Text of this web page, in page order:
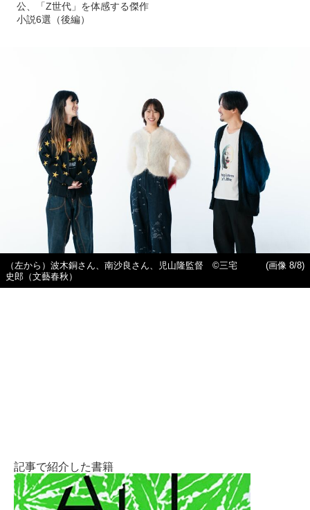
公、「Z世代」を体感する傑作
小説6選（後編）
（左から）波木銅さん、南沙良さん、児山隆監督 ©三宅
史郎（文藝春秋）
(画像 8/8)
記事で紹介した書籍